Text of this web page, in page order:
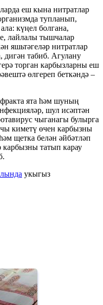
еш кына нитратлар
тупланып,
күңел болгана,
лайлалы тышчалар
яшьтәгеләр нитратлар
дигән табиб. Агулану
торган карбызларны еш
өлгереп беткәндә –
ята һәм шуның
шул исәптән
чыганагы булырга
киметү өчен карбызны
щетка белән әйбәтләп
татып карау
укыгыз